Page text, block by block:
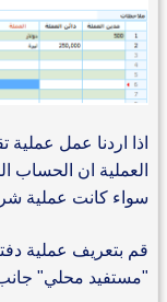
اذا اردنا عمل
العملية ان الحساب
سواء كانت عملية
قم بتعريف عملية
"مستفيد محلي"